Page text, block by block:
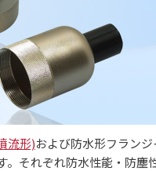
流形)および防水形フラン
。それぞれ防水性能・防塵